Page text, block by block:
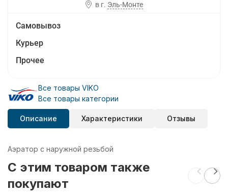
в г. Эль-Монте
Самовывоз
Курьер
Прочее
Все товары VIKO
Все товары категории
Описание Характеристики Отзывы
Аэратор с наружной резьбой
C этим товаром также
покупают